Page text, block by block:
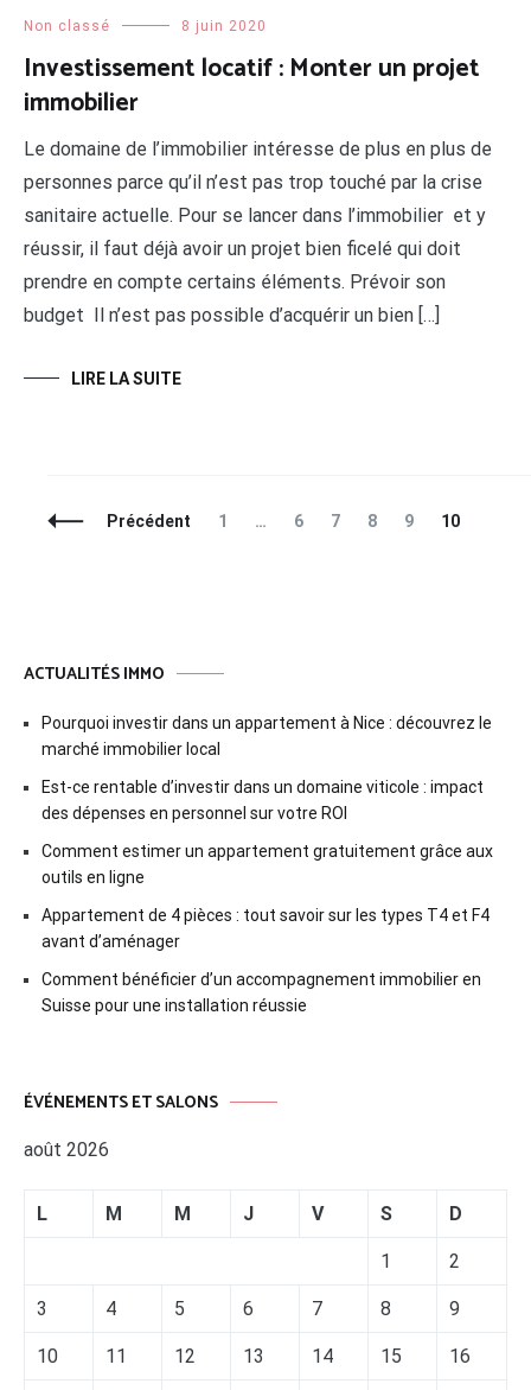
Non classé 8 juin 2020
Investissement locatif : Monter un projet
immobilier
Le domaine de l’immobilier intéresse de plus en plus de
personnes parce qu’il n’est pas trop touché par la crise
sanitaire actuelle. Pour se lancer dans l’immobilier et y
réussir, il faut déjà avoir un projet bien ficelé qui doit
prendre en compte certains éléments. Prévoir son
budget Il n’est pas possible d’acquérir un bien […]
LIRE LA SUITE
NavigationPrécédent Page
1 … Page
6 Page
7 Page
8 Page
9 Page
10
ACTUALITÉS IMMO
Pourquoi investir dans un appartement à Nice : découvrez le
marché immobilier local
Est-ce rentable d’investir dans un domaine viticole : impact
des dépenses en personnel sur votre ROI
Comment estimer un appartement gratuitement grâce aux
outils en ligne
Appartement de 4 pièces : tout savoir sur les types T4 et F4
avant d’aménager
Comment bénéficier d’un accompagnement immobilier en
Suisse pour une installation réussie
ÉVÉNEMENTS ET SALONS
août 2026
L M M J V S D
1 2
3 4 5 6 7 8 9
10 11 12 13 14 15 16